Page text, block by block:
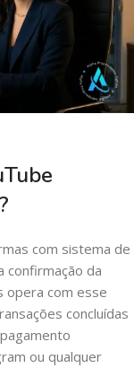
com sistema de
confirmação da
opera com esse
concluídas
ou qualquer